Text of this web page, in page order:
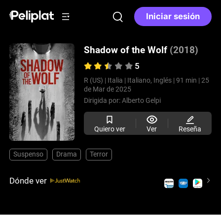
Iniciar sesión
Shadow of the Wolf (2018)
5
R (US) | Italia | Italiano, Inglés | 91 min | 25
de Mar de 2025
Dirigida por:Alberto Gelpi
Quiero ver Ver Reseña
Suspenso Drama Terror
Dónde ver